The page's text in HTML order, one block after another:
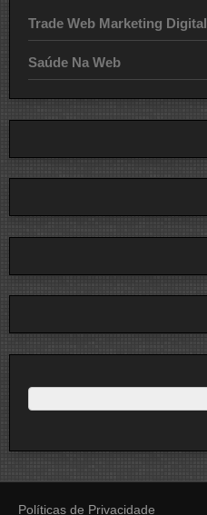
Trade Web Marketing Digital
Saúde Na Web
Políticas de Privacidade